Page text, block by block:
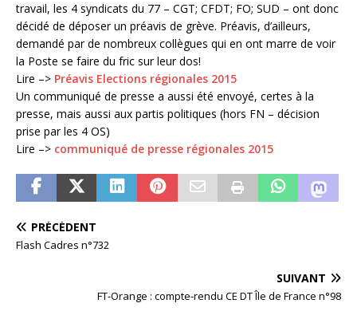
travail, les 4 syndicats du 77 – CGT; CFDT; FO; SUD – ont donc
décidé de déposer un préavis de grève. Préavis, d’ailleurs,
demandé par de nombreux collègues qui en ont marre de voir
la Poste se faire du fric sur leur dos!
Lire –> Préavis Elections régionales 2015
Un communiqué de presse a aussi été envoyé, certes à la
presse, mais aussi aux partis politiques (hors FN – décision
prise par les 4 OS)
Lire –> communiqué de presse régionales 2015
PRÉCÉDENT
Flash Cadres n°732
SUIVANT
FT-Orange : compte-rendu CE DT Île de France n°98